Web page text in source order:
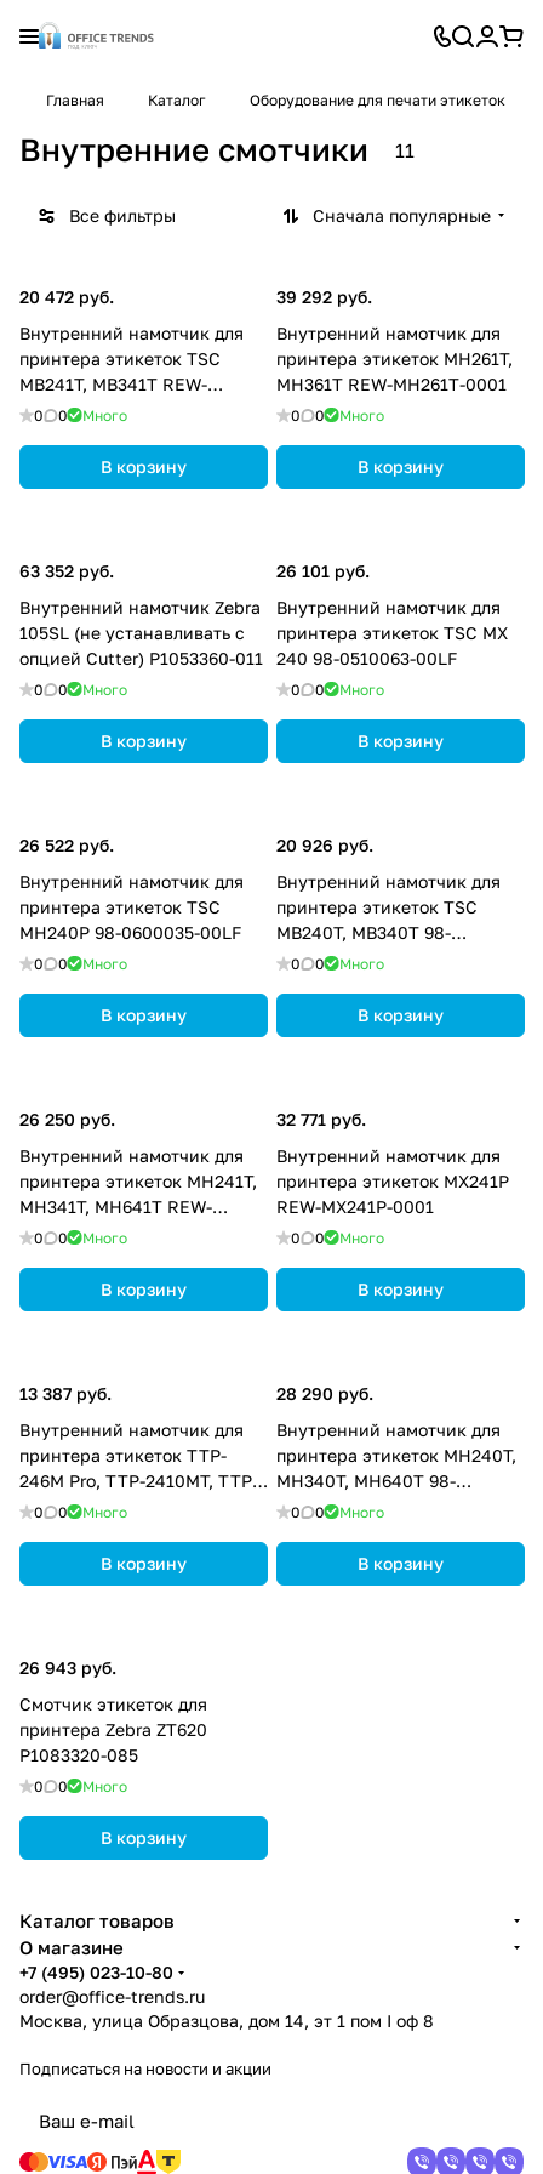
Главная Каталог Оборудование для печати этикеток
Внутренние смотчики 11
Все фильтры Сначала популярные
20 472 руб.
Внутренний намотчик для
принтера этикеток TSC
MB241T, MB341T REW-
MB240-0001
0 0 Много
В корзину
39 292 руб.
Внутренний намотчик для
принтера этикеток MH261T,
MH361T REW-MH261T-0001
0 0 Много
В корзину
63 352 руб.
Внутренний намотчик Zebra
105SL (не устанавливать с
опцией Cutter) P1053360-011
0 0 Много
В корзину
26 101 руб.
Внутренний намотчик для
принтера этикеток TSC MX
240 98-0510063-00LF
0 0 Много
В корзину
26 522 руб.
Внутренний намотчик для
принтера этикеток TSC
MH240P 98-0600035-00LF
0 0 Много
В корзину
20 926 руб.
Внутренний намотчик для
принтера этикеток TSC
MB240T, MB340T 98-
0680036-00LF
0 0 Много
В корзину
26 250 руб.
Внутренний намотчик для
принтера этикеток MH241T,
MH341T, MH641T REW-
MH241-0001
0 0 Много
В корзину
32 771 руб.
Внутренний намотчик для
принтера этикеток MX241P
REW-MX241P-0001
0 0 Много
В корзину
13 387 руб.
Внутренний намотчик для
принтера этикеток TTP-
246M Pro, TTP-2410MT, TTP-
344M Pro, TTP-346MT, TTP-
0 0 Много
В корзину
28 290 руб.
Внутренний намотчик для
принтера этикеток МН240T,
MH340T, MH640T 98-
0600092-00LF
0 0 Много
В корзину
26 943 руб.
Смотчик этикеток для
принтера Zebra ZT620
P1083320-085
0 0 Много
В корзину
Каталог товаров
О магазине
+7 (495) 023-10-80
order@office-trends.ru
Москва, улица Образцова, дом 14, эт 1 пом I оф 8
Подписаться на новости и акции